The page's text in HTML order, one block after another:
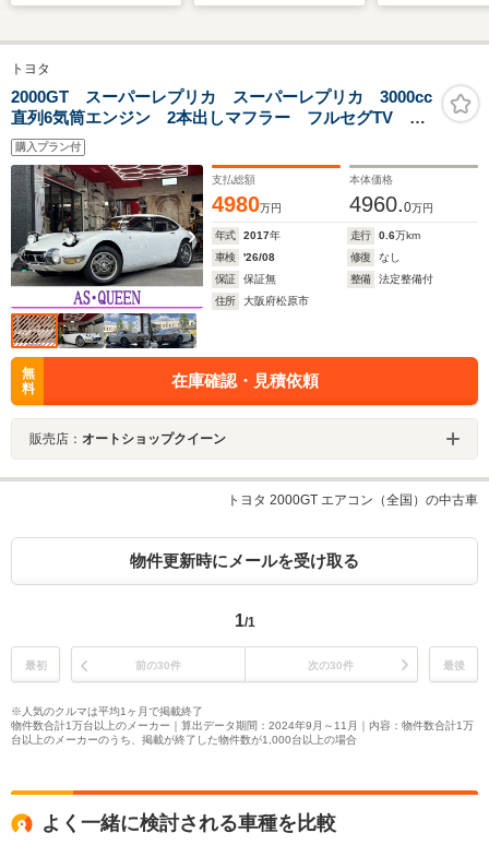
シング LEDヘッドラ
イト ETC クルーズ
コントロール サイド
カーテンエアバックフ
ロントヒーターシート
158cm ディ
トヨタ
2000GT スーパーレプリカ スーパーレプリカ 3000cc
直列6気筒エンジン 2本出しマフラー フルセグTV ナ
ビ バックカメラ ETC Bluetooth接続 AW パワー
ウィンドウ オートエアコン 盗難防止装置
購入プラン付
支払総額
4980万円
本体価格
4960.0万円
年式 2017年 走行 0.6万km
車検
'26/08 修復
なし
保証
保証無 整備
法定整備付
住所
大阪府松原市
無
料
在庫確認・見積依頼
販売店： オートショップクイーン
トヨタ 2000GT エアコン（全国）の中古車
物件更新時にメールを受け取る
1/1
最初 前の30件 次の30件 最後
※人気のクルマは平均1ヶ月で掲載終了
物件数合計1万台以上のメーカー｜算出データ期間：2024年9月～11月｜内容：物件数合計1万
台以上のメーカーのうち、掲載が終了した物件数が1,000台以上の場合
よく一緒に検討される車種を比較